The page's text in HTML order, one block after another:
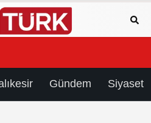
Gündem Siyaset